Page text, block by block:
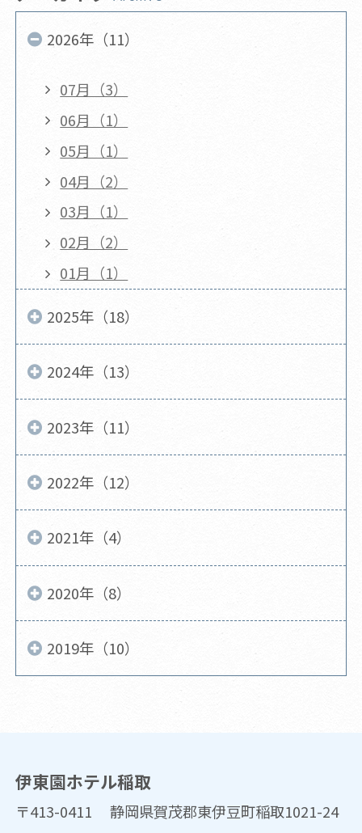
2026年（11）
07月（3）
06月（1）
05月（1）
04月（2）
03月（1）
02月（2）
01月（1）
2025年（18）
2024年（13）
2023年（11）
2022年（12）
2021年（4）
2020年（8）
2019年（10）
伊東園ホテル稲取
〒413-0411 静岡県賀茂郡東伊豆町稲取1021-24